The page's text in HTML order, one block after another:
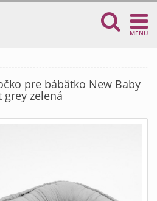
MENU
pre bábätko New Baby
grey zelená